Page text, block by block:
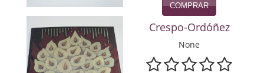
Terrorismo
Varios
COMPRAR
Crespo-Ordóñez
None